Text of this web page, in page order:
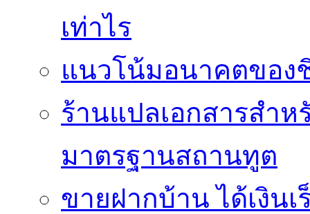
เท่าไร
แนวโน้มอนาคตของ
ร้านแปลเอกสารสำ
มาตรฐานสถานทูต
ขายฝากบ้าน ได้เงิน